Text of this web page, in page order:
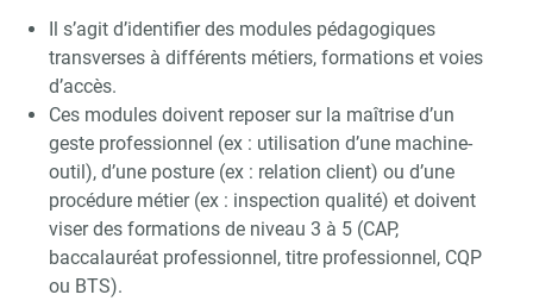
Il s’agit d’identifier des modules pédagogiques
transverses à différents métiers, formations et voies
d’accès.
Ces modules doivent reposer sur la maîtrise d’un
geste professionnel (ex : utilisation d’une machine-
outil), d’une posture (ex : relation client) ou d’une
procédure métier (ex : inspection qualité) et doivent
viser des formations de niveau 3 à 5 (CAP,
baccalauréat professionnel, titre professionnel, CQP
ou BTS).